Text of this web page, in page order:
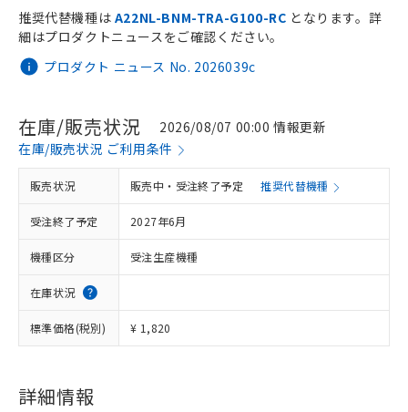
プロダクト ニュース No. 2026039c
推奨代替機種は A22NL-BNM-TRA-G100-RC となります。詳
細はプロダクトニュースをご確認ください。
在庫/販売状況
2026/08/07 00:00 情報更新
在庫/販売状況 ご利用条件
販売状況 販売中・受注終了予定 推奨代替機種
受注終了予定 2027年6月
機種区分 受注生産機種
在庫状況
標準価格(税別) ¥ 1,820
詳細情報